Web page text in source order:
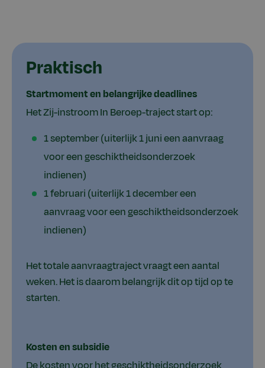
Praktisch
Startmoment en belangrijke deadlines
Het Zij-instroom In Beroep-traject start op:
1 september (uiterlijk 1 juni een aanvraag
voor een geschiktheidsonderzoek
indienen)
1 februari (uiterlijk 1 december een
aanvraag voor een geschiktheidsonderzoek
indienen)
Het totale aanvraagtraject vraagt een aantal
weken. Het is daarom belangrijk dit op tijd op te
starten.
Kosten en subsidie